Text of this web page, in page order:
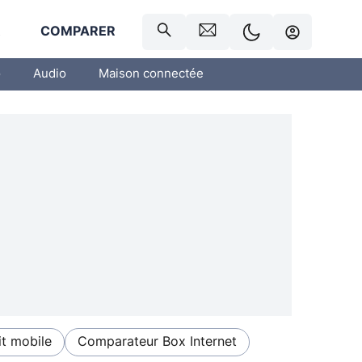
COMPARER
Audio Maison connectée
mobile Comparateur Box Internet